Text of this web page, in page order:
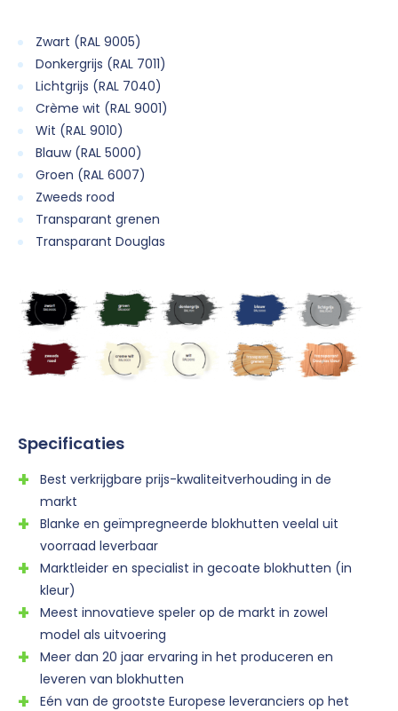
Zwart (RAL 9005)
Donkergrijs (RAL 7011)
Lichtgrijs (RAL 7040)
Crème wit (RAL 9001)
Wit (RAL 9010)
Blauw (RAL 5000)
Groen (RAL 6007)
Zweeds rood
Transparant grenen
Transparant Douglas
Specificaties
Best verkrijgbare prijs-kwaliteitverhouding in de
markt
Blanke en geïmpregneerde blokhutten veelal uit
voorraad leverbaar
Marktleider en specialist in gecoate blokhutten (in
kleur)
Meest innovatieve speler op de markt in zowel
model als uitvoering
Meer dan 20 jaar ervaring in het produceren en
leveren van blokhutten
Eén van de grootste Europese leveranciers op het